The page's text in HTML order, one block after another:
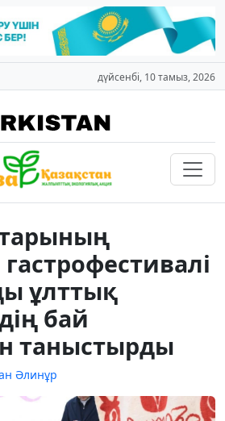
дүйсенбі, 10 тамыз, 2026
ұлттық
бай
таныстырды
Әлинұр